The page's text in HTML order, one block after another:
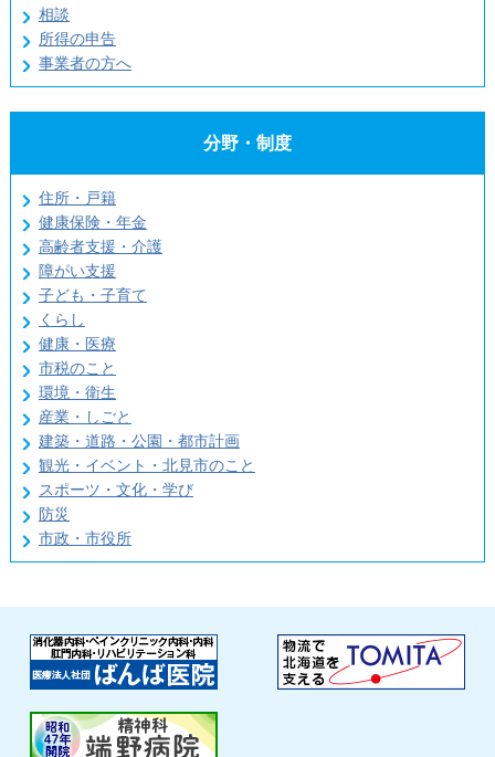
相談
所得の申告
事業者の方へ
分野・制度
住所・戸籍
健康保険・年金
高齢者支援・介護
障がい支援
子ども・子育て
くらし
健康・医療
市税のこと
環境・衛生
産業・しごと
建築・道路・公園・都市計画
観光・イベント・北見市のこと
スポーツ・文化・学び
防災
市政・市役所